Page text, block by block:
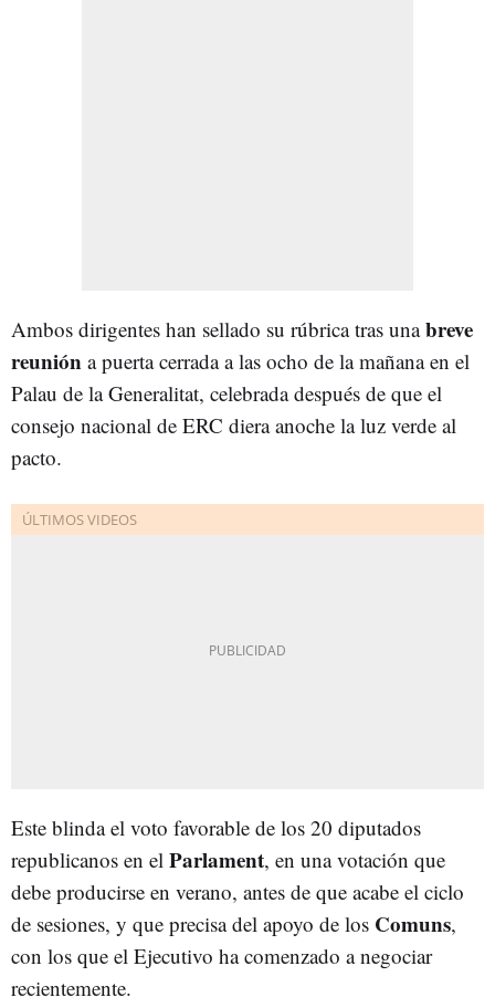
Ambos dirigentes han sellado su rúbrica tras unabreve
reunión a puerta cerrada a las ocho de la mañana en el
Palau de la Generalitat, celebrada después de que el
consejo nacional de ERC diera anoche la luz verde al
pacto.
Este blinda el voto favorable de los 20 diputados
republicanos en el Parlament, en una votación que
debe producirse en verano, antes de que acabe el ciclo
de sesiones, y que precisa del apoyo de los Comuns,
con los que el Ejecutivo ha comenzado a negociar
recientemente.